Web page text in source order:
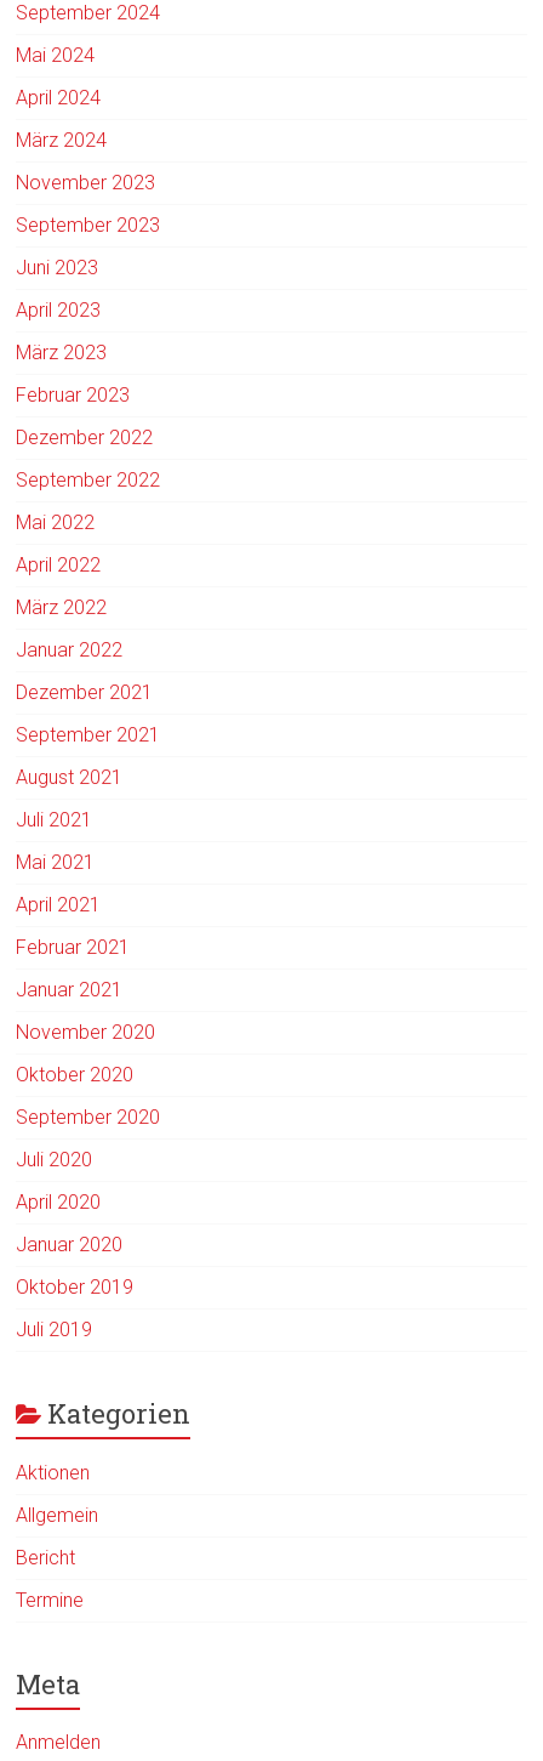
September 2024
Mai 2024
April 2024
März 2024
November 2023
September 2023
Juni 2023
April 2023
März 2023
Februar 2023
Dezember 2022
September 2022
Mai 2022
April 2022
März 2022
Januar 2022
Dezember 2021
September 2021
August 2021
Juli 2021
Mai 2021
April 2021
Februar 2021
Januar 2021
November 2020
Oktober 2020
September 2020
Juli 2020
April 2020
Januar 2020
Oktober 2019
Juli 2019
Kategorien
Aktionen
Allgemein
Bericht
Termine
Meta
Anmelden